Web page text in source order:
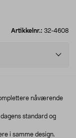
Artikkelnr.: 32-4608
nåværende
standard og
i samme design.